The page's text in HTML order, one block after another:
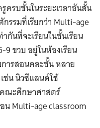
ครบชั้นในระยะเวลาอันสั้น
รรมที่เรียกว่า Multi-age
กันที่จะเรียนในชั้นเรียน
9 ขวบ อยู่ในห้องเรียน
ารสอนคละชั้น หลาย
ช่น นิวซีแลนด์ใช้
ณะศึกษาศาสตร์
Multi-age classroom